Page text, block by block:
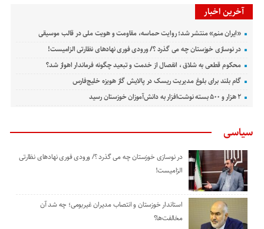
آخرین اخبار
«ایران منم» منتشر شد؛ روایت حماسه، مقاومت و هویت ملی در قالب موسیقی
در نوسازی خوزستان چه می گذرد ؟/ ورودی فوری نهادهای نظارتی الزامیست!
محکوم قطعی به شلاق ، انفصال از خدمت و تبعید چگونه فرماندار اهواز شد؟
گام بلند برای بلوغ مدیریت ریسک در پالایش گاز هویزه خلیج‌فارس
۲ هزار و ۵۰۰ بسته نوشت‌افزار به دانش‌آموزان خوزستان رسید
سیاسی
در نوسازی خوزستان چه می گذرد ؟/ ورودی فوری نهادهای نظارتی
الزامیست!
استاندار خوزستان و انتصاب مدیران غیربومی؛ چه شد آن
مخالفت‌ها؟